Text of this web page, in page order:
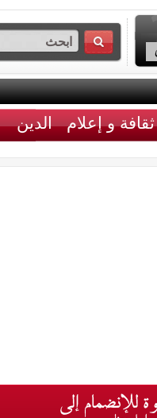
ثقافة و إعلام الدين